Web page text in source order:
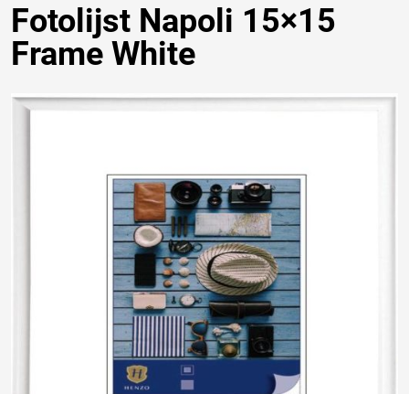
Fotolijst Napoli 15×15
Frame White